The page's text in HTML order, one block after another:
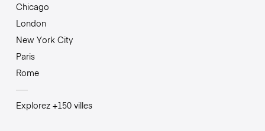
Chicago
London
New York City
Paris
Rome
Explorez +150 villes